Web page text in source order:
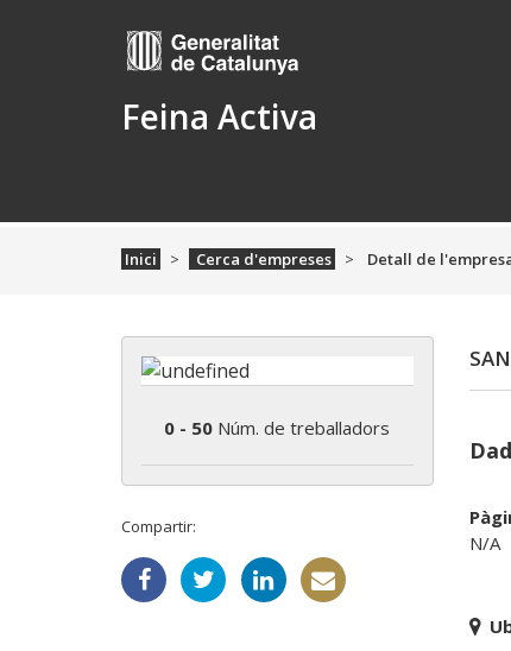
Feina Activa
Inici Cerca d'empreses Detall de
0 - 50 Núm. de treballadors
Compartir:
N/A